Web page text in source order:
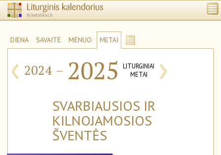
DIENA SAVAITĖ MĖNUO METAI
‹ 2024 – 2025
LITURGINIAI
METAI
›
SVARBIAUSIOS IR
KILNOJAMOSIOS
ŠVENTĖS